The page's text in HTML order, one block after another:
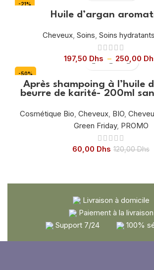
-21%
Huile d’argan
Cheveux, Soins, Soins hydratants
197,50 Dhs – 250,00
-50%
Après shampoing à l’huile
beurre de karité- 200ml
Cosmétique Bio, Cheveux, BIO,
Green Friday, PROMO
60,00 Dhs 120,00Dhs
Livraison à domicile
Paiement à la livraison
Support 7/24
100%